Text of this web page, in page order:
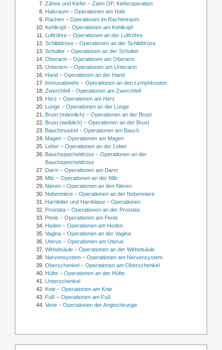
Zähne und Kiefer – Zahn OP, Kieferoperation
Halsraum – Operationen am Hals
Rachen – Operationen im Rachenraum
Kehlkopf – Operationen am Kehlkopf
Luftröhre – Operationen an der Luftröhre
Schilddrüse – Operationen an der Schilddrüse
Schulter – Operationen an der Schulter
Oberarm – Operationen am Oberarm
Unterarm – Operationen am Unterarm
Hand – Operationen an der Hand
Immunabwehr – Operationen an den Lymphknoten
Zwerchfell – Operationen am Zwerchfell
Herz – Operationen am Herz
Lunge – Operationen an der Lunge
Brust (männlich) – Operationen an der Brust
Brust (weiblich) – Operationen an der Brust
Bauchmuskel – Operationen am Bauch
Magen – Operationen am Magen
Leber – Operationen an der Leber
Bauchspeicheldrüse – Operationen an der
Bauchspeicheldrüse
Darm – Operationen am Darm
Milz – Operationen an der Milz
Nieren – Operationen an den Nieren
Nebenniere – Operationen an der Nebenniere
Harnleiter und Harnblase – Operationen
Prostata – Operationen an der Prostata
Penis – Operationen am Penis
Hoden – Operationen am Hoden
Vagina – Operationen an der Vagina
Uterus – Operationen am Uterus
Wirbelsäule – Operationen an der Wirbelsäule
Nervensystem – Operationen am Nervensystem
Oberschenkel – Operationen am Oberschenkel
Hüfte – Operationen an der Hüfte
Unterschenkel
Knie – Operationen am Knie
Fuß – Operationen am Fuß
Vene – Operationen der Angiochirurgie